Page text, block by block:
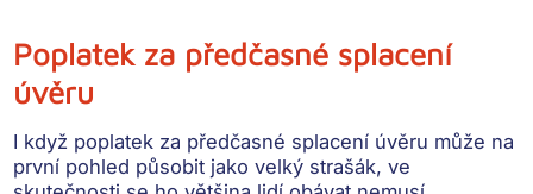
Poplatek za předčasné splacení
úvěru
I když poplatek za předčasné splacení úvěru může na
první pohled působit jako velký strašák, ve